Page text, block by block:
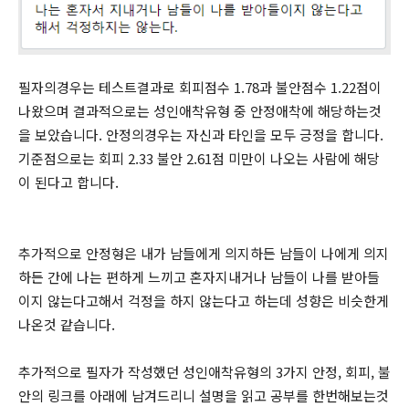
필자의경우는 테스트결과로 회피점수 1.78과 불안점수 1.22점이
나왔으며 결과적으로는 성인애착유형 중 안정애착에 해당하는것
을 보았습니다. 안정의경우는 자신과 타인을 모두 긍정을 합니다.
기준점으로는 회피 2.33 불안 2.61점 미만이 나오는 사람에 해당
이 된다고 합니다.
추가적으로 안정형은 내가 남들에게 의지하든 남들이 나에게 의지
하든 간에 나는 편하게 느끼고 혼자지내거나 남들이 나를 받아들
이지 않는다고해서 걱정을 하지 않는다고 하는데 성향은 비슷한게
나온것 같습니다.
추가적으로 필자가 작성했던 성인애착유형의 3가지 안정, 회피, 불
안의 링크를 아래에 남겨드리니 설명을 읽고 공부를 한번해보는것